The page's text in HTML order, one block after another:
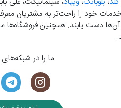
خود را راحت‌تر به مشتریان
دست‌ یابند. همچنین فروشگاه‌ها
ما را در